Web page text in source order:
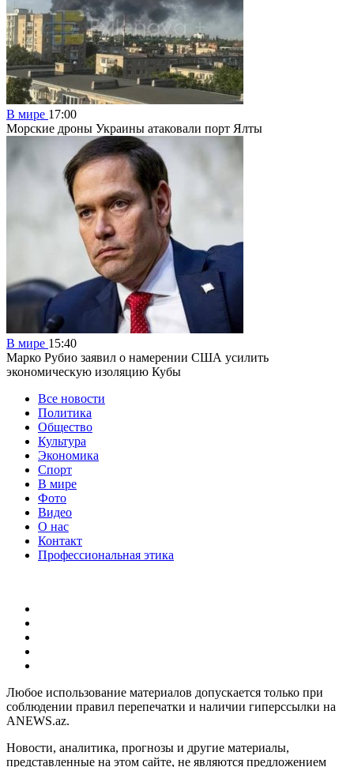
В мире 17:00
Морские дроны Украины атаковали порт Ялты
В мире 15:40
Марко Рубио заявил о намерении США усилить
экономическую изоляцию Кубы
Все новости
Политика
Общество
Культура
Экономика
Спорт
В мире
Фото
Видео
О нас
Контакт
Профессиональная этика
Любое использование материалов допускается только при
соблюдении правил перепечатки и наличии гиперссылки на
ANEWS.az.
Новости, аналитика, прогнозы и другие материалы,
представленные на этом сайте, не являются предложением